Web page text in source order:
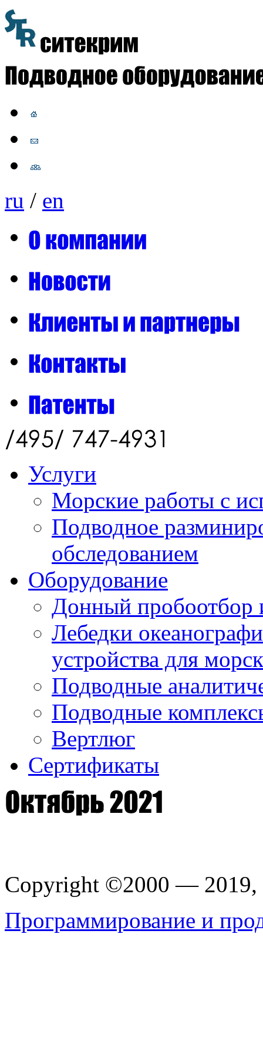
ru / en
Услуги
Морские работы с
Подводное
обследованием
Оборудование
Донный пробоотбор
Лебедки
устройства для
Подводные
Подводные
Вертлюг
Сертификаты
Copyright ©2000 —
Программирование и